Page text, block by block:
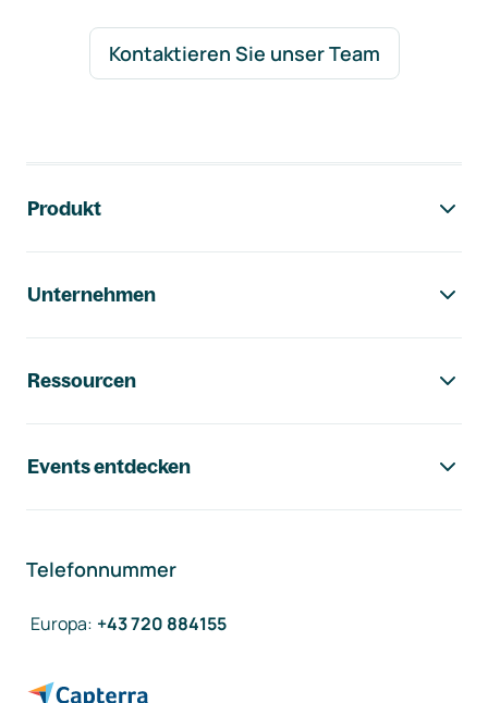
Kontaktieren Sie unser Team
Produkt
Unternehmen
Ressourcen
Events entdecken
Telefonnummer
Europa: +43 720 884155